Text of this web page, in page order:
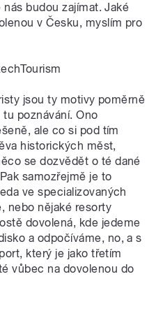
budou zajímat. Jaké
v Česku, myslím pro
jsou ty motivy poměrně
poznávání. Ono
ale co si pod tím
historických měst,
se dozvědět o té dané
samozřejmě je to
ve specializovaných
nebo nějaké resorty
dovolená, kde jedeme
a odpočíváme, no, a s
který je jako třetím
vůbec na dovolenou do